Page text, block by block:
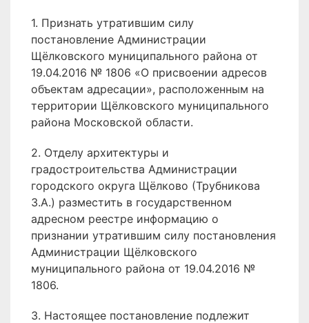
1. Признать утратившим силу
постановление Администрации
Щёлковского муниципального района от
19.04.2016 № 1806 «О присвоении адресов
объектам адресации», расположенным на
территории Щёлковского муниципального
района Московской области.
2. Отделу архитектуры и
градостроительства Администрации
городского округа Щёлково (Трубникова
З.А.) разместить в государственном
адресном реестре информацию о
признании утратившим силу постановления
Администрации Щёлковского
муниципального района от 19.04.2016 №
1806.
3. Настоящее постановление подлежит